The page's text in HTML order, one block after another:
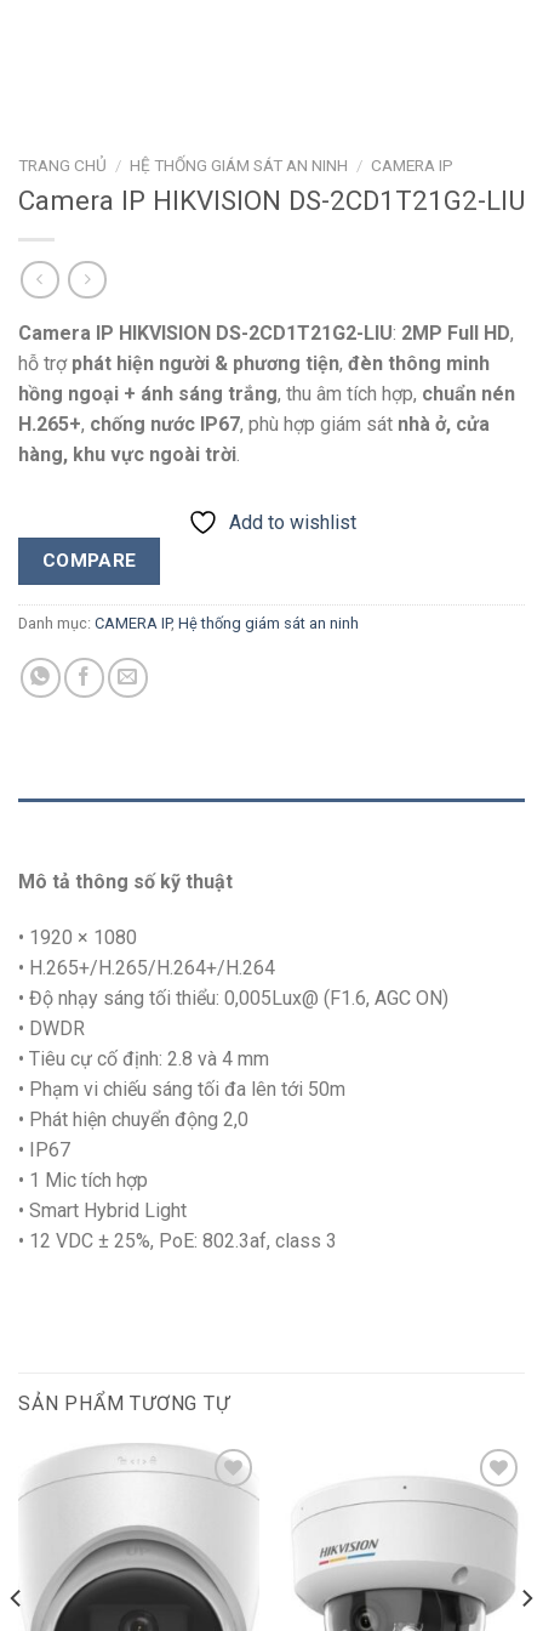
TRANG CHỦ / HỆ THỐNG GIÁM SÁT AN NINH / CAMERA IP
Camera IP HIKVISION DS-2CD1T21G2-LIU
Camera IP HIKVISION DS-2CD1T21G2-LIU: 2MP Full HD,
hỗ trợ phát hiện người & phương tiện, đèn thông minh
hồng ngoại + ánh sáng trắng, thu âm tích hợp, chuẩn nén
H.265+, chống nước IP67, phù hợp giám sát nhà ở, cửa
hàng, khu vực ngoài trời.
Add to wishlist
COMPARE
Danh mục: CAMERA IP, Hệ thống giám sát an ninh
Mô tả thông số kỹ thuật
• 1920 × 1080
• H.265+/H.265/H.264+/H.264
• Độ nhạy sáng tối thiểu: 0,005Lux@ (F1.6, AGC ON)
• DWDR
• Tiêu cự cố định: 2.8 và 4 mm
• Phạm vi chiếu sáng tối đa lên tới 50m
• Phát hiện chuyển động 2,0
• IP67
• 1 Mic tích hợp
• Smart Hybrid Light
• 12 VDC ± 25%, PoE: 802.3af, class 3
SẢN PHẨM TƯƠNG TỰ
Add to
wishlist
wishlist